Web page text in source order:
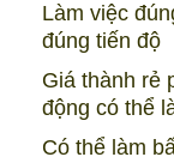
Làm việc
đúng tiến độ
Giá thành rẻ
động có thể
Có thể làm